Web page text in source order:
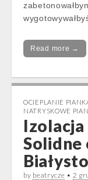
Read more →
OCIEPLANIE
NATRYSKOWE
Solidne
by beatrycze • 2